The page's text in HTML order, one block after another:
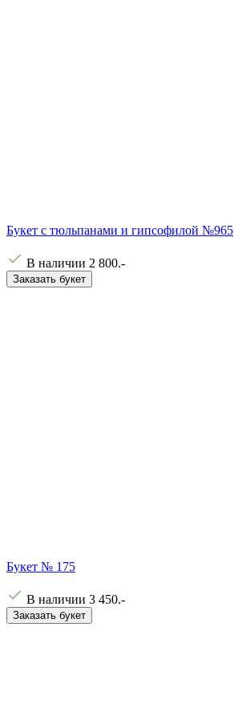
Букет с тюльпанами и гипсофилой №965
В наличии 2 800.-
Заказать букет
Букет № 175
В наличии 3 450.-
Заказать букет